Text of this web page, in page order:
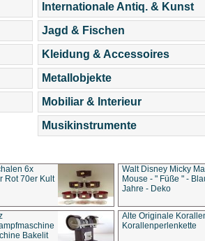
Internationale Antiq. & Kunst
Jagd & Fischen
Kleidung & Accessoires
Metallobjekte
Mobiliar & Interieur
Musikinstrumente
6x
Rot 70er Kult
Walt Disney Micky
Mouse - " Füße " -
Jahre - Deko
Bakelit
Alte Originale
Korallenperlenkette